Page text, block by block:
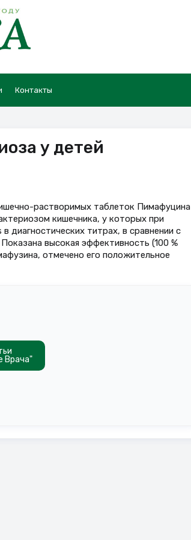
Контакты
у детей
растворимых таблеток Пимафуцина
кишечника, у которых при
диагностических титрах, в сравнении с
высокая эффективность (100 %
отмечено его положительное
Врача"